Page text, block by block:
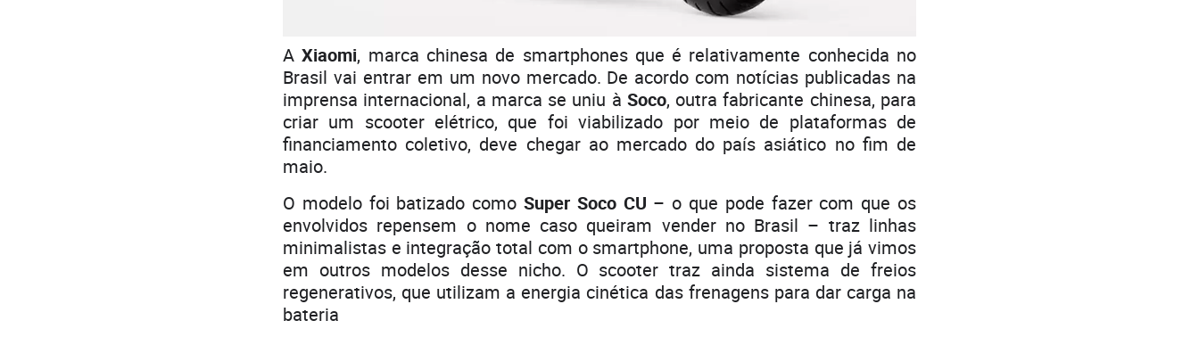
AXiaomi, marca chinesa de smartphones que é relativamente conhecida no
Brasil vai entrar em um novo mercado. De acordo com notícias publicadas na
imprensa internacional, a marca se uniu à Soco, outra fabricante chinesa, para
criar um scooter elétrico, que foi viabilizado por meio de plataformas de
financiamento coletivo, deve chegar ao mercado do país asiático no fim de
maio.
O modelo foi batizado como Super Soco CU – o que pode fazer com que os
envolvidos repensem o nome caso queiram vender no Brasil – traz linhas
minimalistas e integração total com o smartphone, uma proposta que já vimos
em outros modelos desse nicho. O scooter traz ainda sistema de freios
regenerativos, que utilizam a energia cinética das frenagens para dar carga na
bateria